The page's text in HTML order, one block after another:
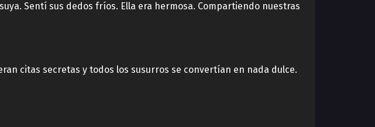
Sentí sus dedos fríos. Ella era hermosa. Compartiendo nuestras
citas secretas y todos los susurros se convertían en nada dulce.